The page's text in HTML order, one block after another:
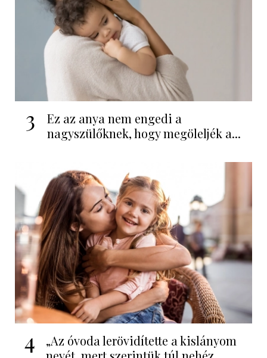
3
Ez az anya nem engedi a
nagyszülőknek, hogy megöleljék a...
4
„Az óvoda lerövidítette a kislányom